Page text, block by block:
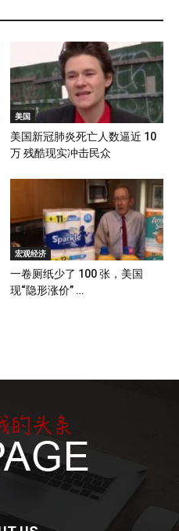
美国
美国新冠肺炎死亡人数逼近 10
万 残酷现实冲击民众
宏观经济
一卷厕纸少了 100 张，美国
现“隐形涨价” …